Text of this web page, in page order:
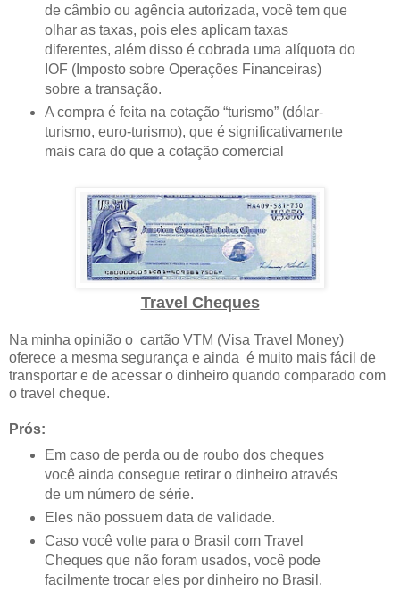
de câmbio ou agência autorizada, você tem que
olhar as taxas, pois eles aplicam taxas
diferentes, além disso é cobrada uma alíquota do
IOF (Imposto sobre Operações Financeiras)
sobre a transação.
A compra é feita na cotação “turismo” (dólar-
turismo, euro-turismo), que é significativamente
mais cara do que a cotação comercial
Travel Cheques
Na minha opinião o cartão VTM (Visa Travel Money)
oferece a mesma segurança e ainda é muito mais fácil de
transportar e de acessar o dinheiro quando comparado com
o travel cheque.
Prós:
Em caso de perda ou de roubo dos cheques
você ainda consegue retirar o dinheiro através
de um número de série.
Eles não possuem data de validade.
Caso você volte para o Brasil com Travel
Cheques que não foram usados, você pode
facilmente trocar eles por dinheiro no Brasil.